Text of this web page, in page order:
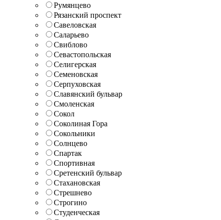
Румянцево
Рязанский проспект
Савеловская
Саларьево
Свиблово
Севастопольская
Селигерская
Семеновская
Серпуховская
Славянский бульвар
Смоленская
Сокол
Соколиная Гора
Сокольники
Солнцево
Спартак
Спортивная
Сретенский бульвар
Стахановская
Стрешнево
Строгино
Студенческая